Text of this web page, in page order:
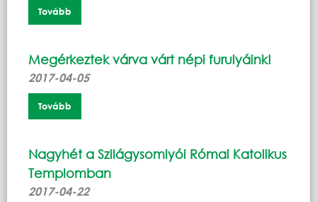
Tovább
Megérkeztek várva várt népi furulyáink!
2017-04-05
Tovább
Nagyhét a Szilágysomlyói Római Katolikus
Templomban
2017-04-22